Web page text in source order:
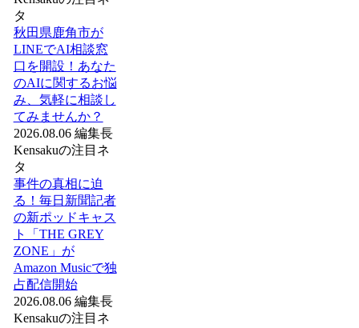
タ
秋田県鹿角市が
LINEでAI相談窓
口を開設！あなた
のAIに関するお悩
み、気軽に相談し
てみませんか？
2026.08.06 編集長
Kensakuの注目ネ
タ
事件の真相に迫
る！毎日新聞記者
の新ポッドキャス
ト「THE GREY
ZONE」が
Amazon Musicで独
占配信開始
2026.08.06 編集長
Kensakuの注目ネ